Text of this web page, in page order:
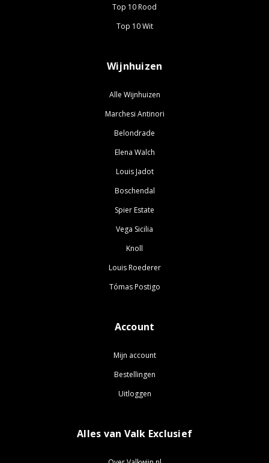
Top 10 Rood
Top 10 Wit
Wijnhuizen
Alle Wijnhuizen
Marchesi Antinori
Belondrade
Elena Walch
Louis Jadot
Boschendal
Spier Estate
Vega Sicilia
Knoll
Louis Roederer
Tómas Postigo
Account
Mijn account
Bestellingen
Uitloggen
Alles van Valk Exclusief